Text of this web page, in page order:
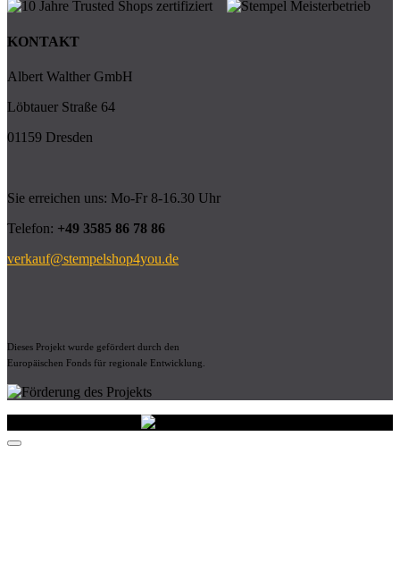
KONTAKT
Albert Walther GmbH
Löbtauer Straße 64
01159 Dresden
Sie erreichen uns: Mo-Fr 8-16.30 Uhr
Telefon: +49 3585 86 78 86
verkauf@stempelshop4you.de
Dieses Projekt wurde gefördert durch den
Europäischen Fonds für regionale Entwicklung.